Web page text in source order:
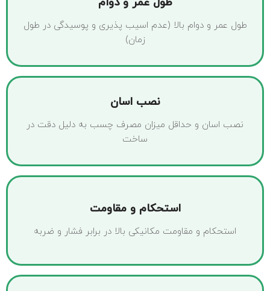
طول عمر و دوام بالا (عدم اسیب پذیری و پوسیدگی در طول
زمان)
نصب اسان
نصب اسان و حداقل میزان مصرف چسب به دلیل دقت در
ساخت
استحکام و مقاومت
استحکام و مقاومت مکانیکی بالا در برابر فشار و ضربه